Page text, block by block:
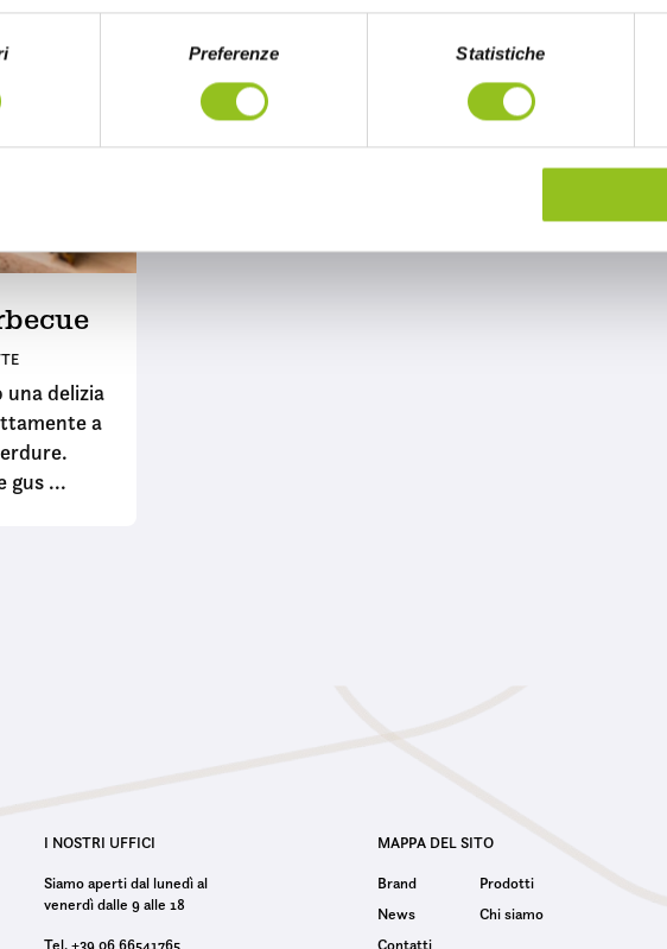
Preferenze Statistiche
una delizia
a
gus ...
I NOSTRI UFFICI
Siamo aperti dal lunedì al
venerdì dalle 9 alle 18
Tel. +39 06 66541765
MAPPA DEL SITO
Brand
Prodotti
News
Chi siamo
Contatti